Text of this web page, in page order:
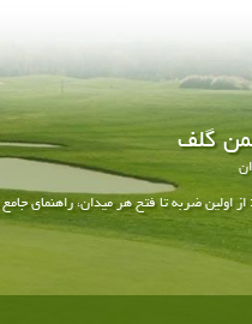
گلف
اولین ضربه تا فتح هر میدان، راهنمای